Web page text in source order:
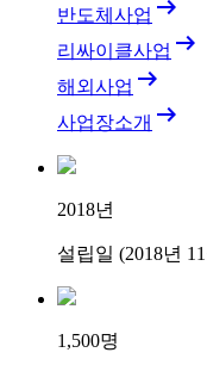
반도체사업 arrow_right_alt
리싸이클사업 arrow_right_alt
해외사업 arrow_right_alt
사업장소개 arrow_right_alt
2018년
설립일 (2018년
1,500명